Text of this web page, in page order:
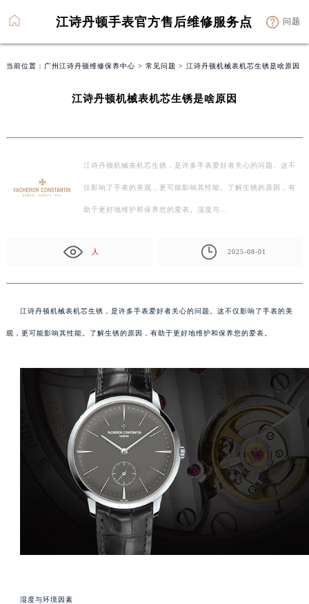
江诗丹顿手表官方售后维修服务点 问题
当前位置： 广州江诗丹顿维修保养中心 > 常见问题 > 江诗丹顿机械表机芯生锈是啥原因
江诗丹顿机械表机芯生锈是啥原因
江诗丹顿机械表机芯生锈，是许多手表爱好者关心的问题。这不
仅影响了手表的美观，更可能影响其性能。了解生锈的原因，有
助于更好地维护和保养您的爱表。湿度与…
人 2025-08-01
江诗丹顿机械表机芯生锈，是许多手表爱好者关心的问题。这不仅影响了手表的美
观，更可能影响其性能。了解生锈的原因，有助于更好地维护和保养您的爱表。
湿度与环境因素